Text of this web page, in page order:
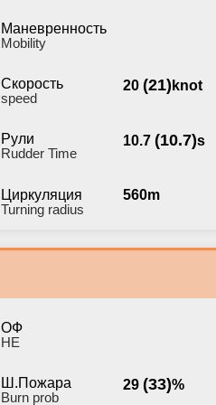
Маневренность
Мobility
Скорость
speed
20 (21) knot
Рули
Rudder Time
10.7 (10.7)s
Циркуляция
Turning radius
560m
ОФ
HE
Ш.Пожара
Burn prob
29 (33)%